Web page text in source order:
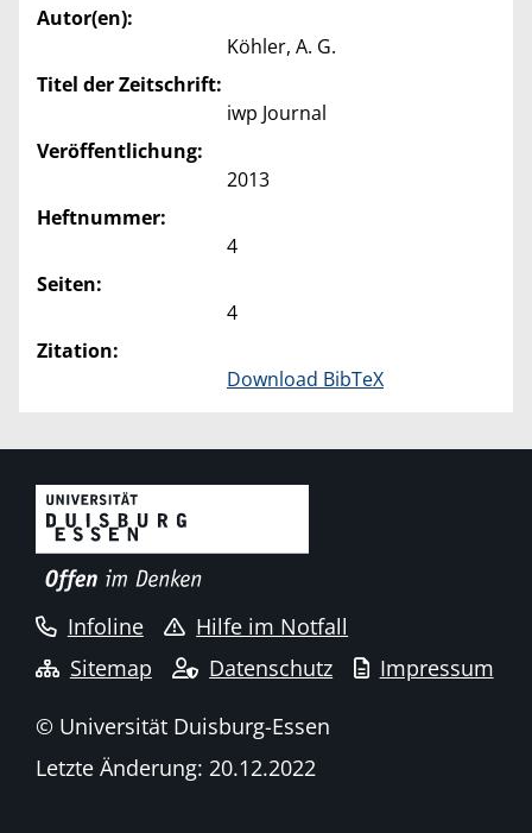
Autor(en):
Köhler, A. G.
Titel der Zeitschrift:
iwp Journal
Veröffentlichung:
2013
Heftnummer:
4
Seiten:
4
Zitation:
Download BibTeX
Infoline
Hilfe im Notfall
Sitemap
Datenschutz Impressum
© Universität Duisburg-Essen
Letzte Änderung: 20.12.2022